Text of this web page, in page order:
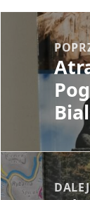
Nawigacja
wpisu
wpis:
DALEJ